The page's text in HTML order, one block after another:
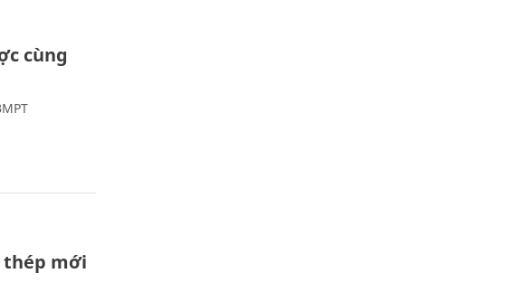
cùng
thép mới